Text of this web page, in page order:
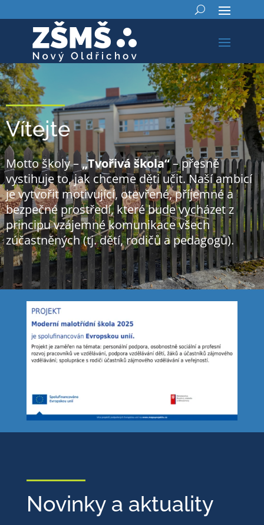
Vítejte
Motto školy –„Tvořivá škola“– přesně
vystihuje to, jak chceme děti učit. Naší ambicí
je vytvořit motivující, otevřené, příjemné a
bezpečné prostředí, které bude vycházet z
principu vzájemné komunikace všech
zúčastněných (tj. dětí, rodičů a pedagogů).
Novinky a aktuality